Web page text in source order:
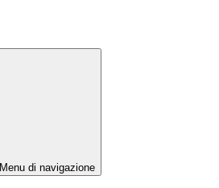
Menu di navigazione